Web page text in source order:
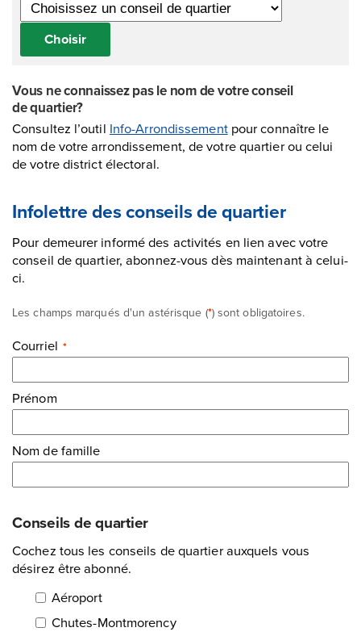
Choisir
Vous ne connaissez pas le nom de votre conseil
de quartier?
Consultez l’outil Info-Arrondissementpour connaître le
nom de votre arrondissement, de votre quartier ou celui
de votre district électoral.
Infolettre des conseils de quartier
Pour demeurer informé des activités en lien avec votre
conseil de quartier, abonnez-vous dès maintenant à celui-
ci.